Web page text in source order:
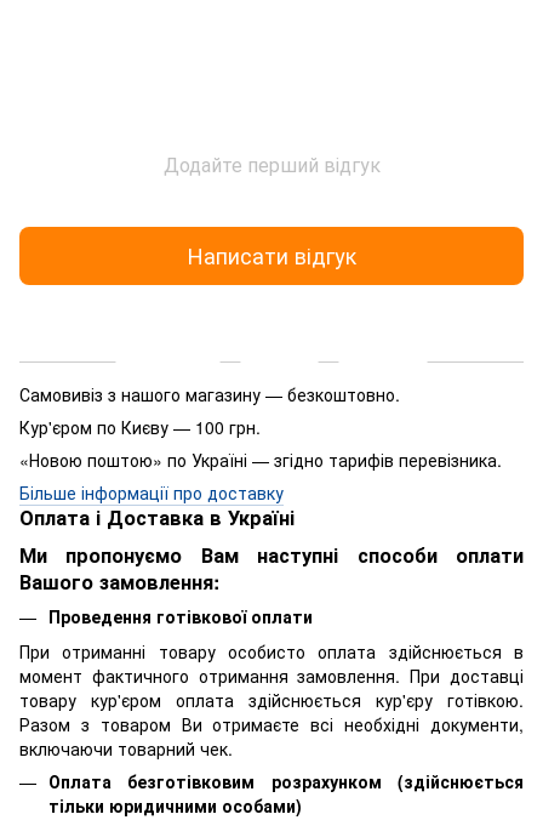
Додайте перший відгук
Написати відгук
Самовивіз з нашого магазину — безкоштовно.
Кур'єром по Києву — 100 грн.
«Новою поштою» по Україні — згідно тарифів перевізника.
Більше інформації про доставку
Оплата і Доставка в Україні
Ми пропонуємо Вам наступні способи оплати
Вашого замовлення:
Проведення готівкової оплати
При отриманні товару особисто оплата здійснюється в
момент фактичного отримання замовлення. При доставці
товару кур'єром оплата здійснюється кур'єру готівкою.
Разом з товаром Ви отримаєте всі необхідні документи,
включаючи товарний чек.
Оплата безготівковим розрахунком (здійснюється
тільки юридичними особами)